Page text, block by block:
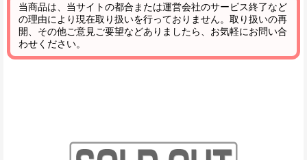
当商品は、当サイトの都合または運営会社のサービス終了など
の理由により現在取り扱いを行っておりません。取り扱いの再
開、その他ご意見ご要望などありましたら、お気軽にお問い合
わせください。